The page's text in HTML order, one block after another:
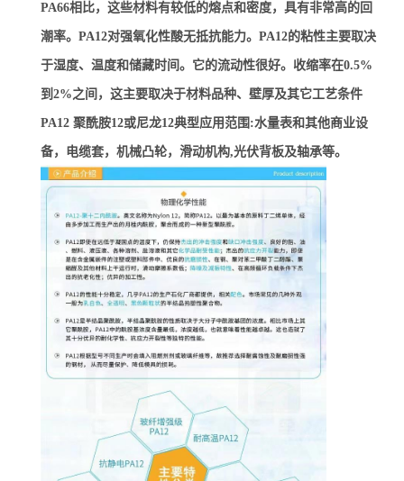
PA66相比，这些材料有较低的熔点和密度，具有非常高的回
潮率。PA12对强氧化性酸无抵抗能力。PA12的粘性主要取决
于湿度、温度和储藏时间。它的流动性很好。收缩率在0.5%
到2%之间，这主要取决于材料品种、壁厚及其它工艺条件
PA12 聚酰胺12或尼龙12典型应用范围:水量表和其他商业设
备，电缆套，机械凸轮，滑动机构,光伏背板及轴承等。